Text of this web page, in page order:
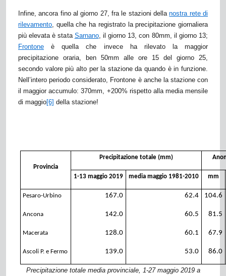
Infine, ancora fino al giorno 27, fra le stazioni dellanostra rete di
rilevamento, quella che ha registrato la precipitazione giornaliera
più elevata è stata Sarnano, il giorno 13, con 80mm, il giorno 13;
Frontone è quella che invece ha rilevato la maggior
precipitazione oraria, ben 50mm alle ore 15 del giorno 25,
secondo valore più alto per la stazione da quando è in funzione.
Nell’intero periodo considerato, Frontone è anche la stazione con
il maggior accumulo: 370mm, +200% rispetto alla media mensile
di maggio[6] della stazione!
Provincia
Precipitazione totale (mm)
1-13 maggio 2019 media maggio 1981-2010 mm
Pesaro-Urbino 167.0 62.4 104.6
Ancona 142.0 60.5 81.5
Macerata 128.0 60.1 67.9
Ascoli P. e Fermo 139.0 53.0 86.0
Precipitazione totale media provinciale, 1-27 maggio 2019 a